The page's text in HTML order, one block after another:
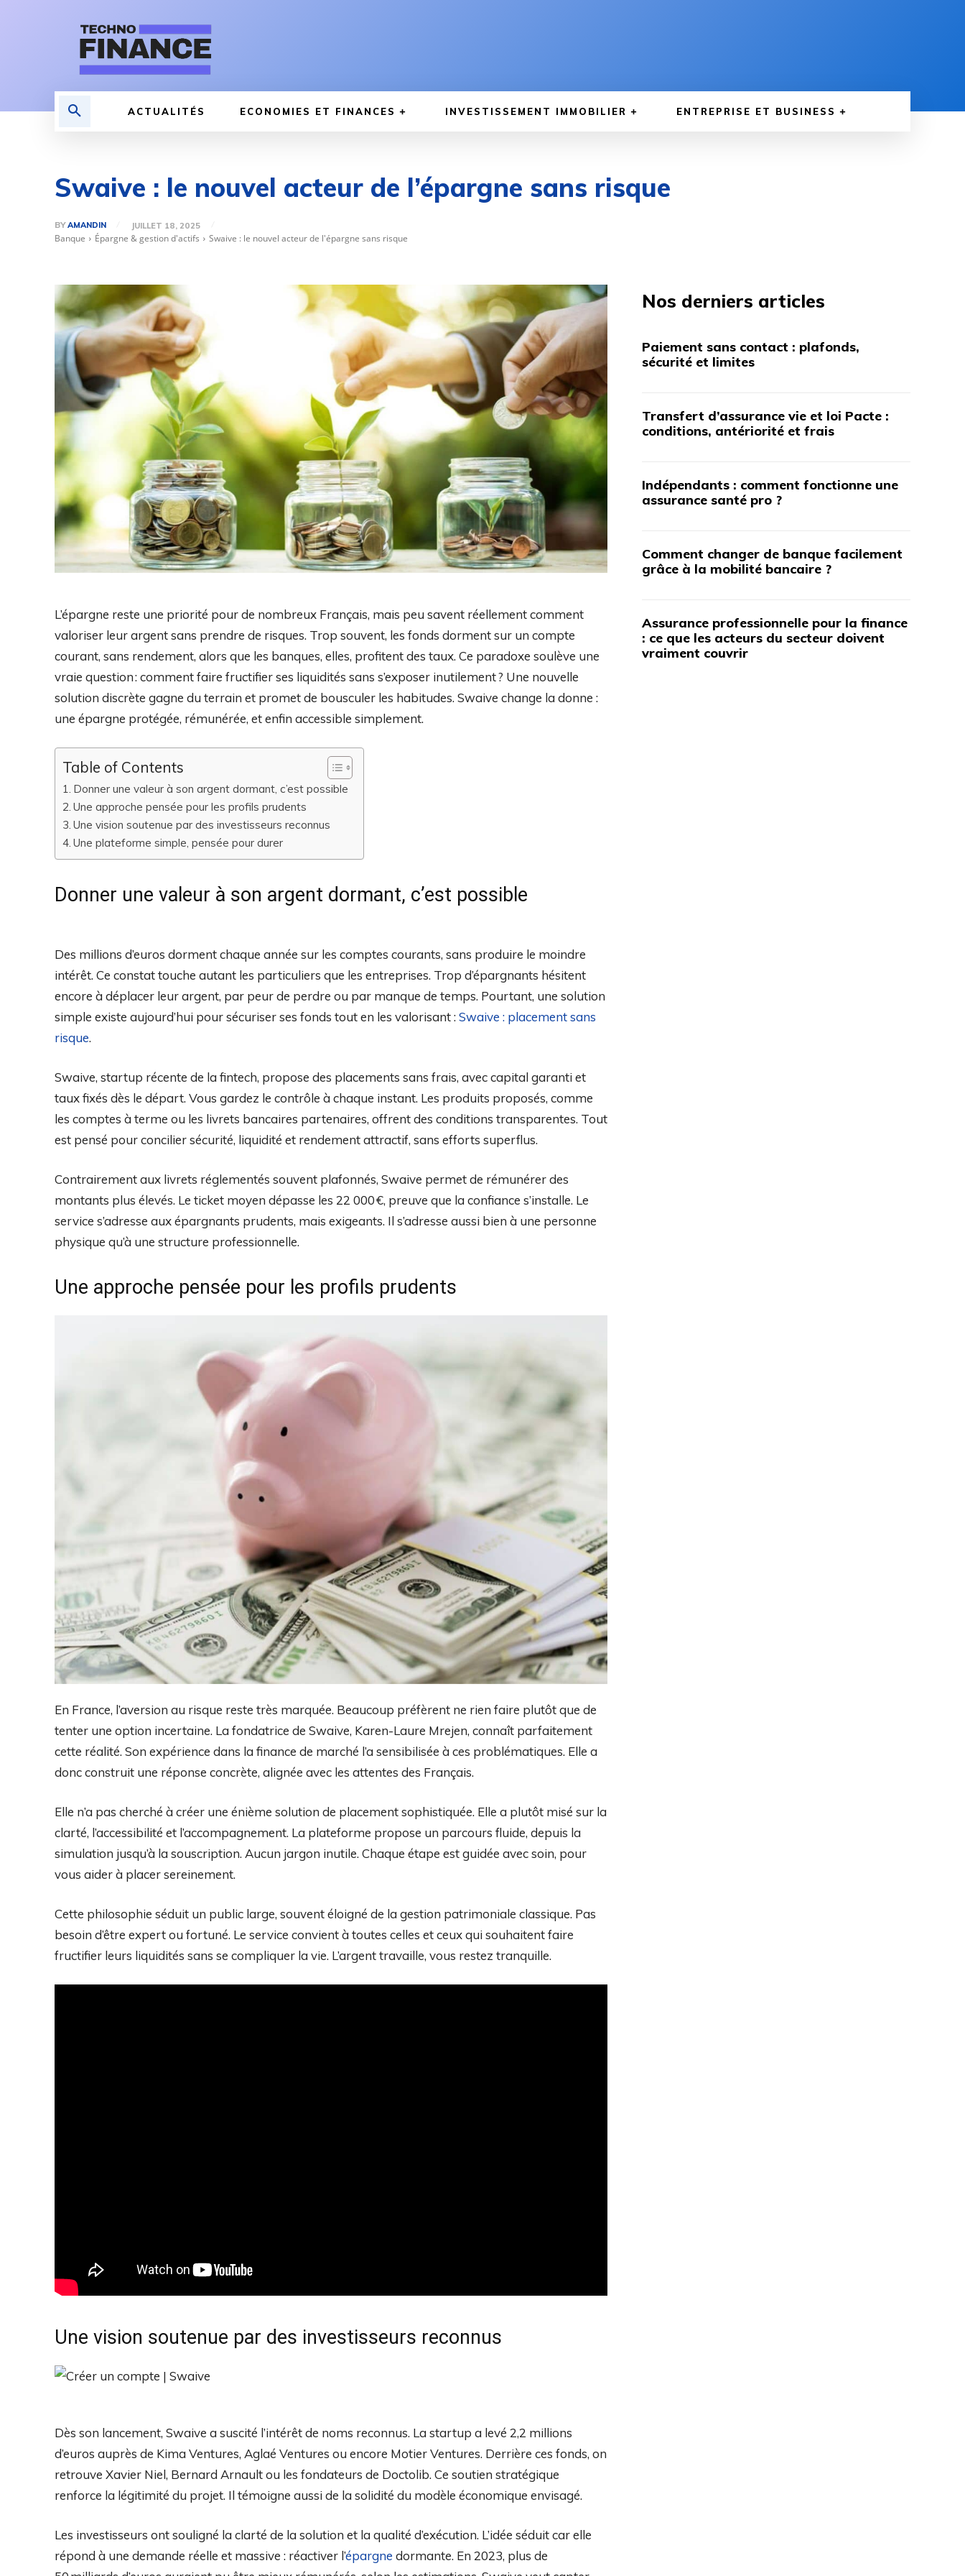
ACTUALITÉS ECONOMIES ET FINANCES INVESTISSEMENT IMMOBILIER ENTREPRISE ET BUSINESS
Swaive : le nouvel acteur de l’épargne sans risque
BY AMANDIN JUILLET 18, 2025
Banque Épargne & gestion d'actifs Swaive : le nouvel acteur de l'épargne sans risque
L’épargne reste une priorité pour de nombreux Français, mais peu savent réellement comment
valoriser leur argent sans prendre de risques. Trop souvent, les fonds dorment sur un compte
courant, sans rendement, alors que les banques, elles, profitent des taux. Ce paradoxe soulève une
vraie question : comment faire fructifier ses liquidités sans s’exposer inutilement ? Une nouvelle
solution discrète gagne du terrain et promet de bousculer les habitudes. Swaive change la donne :
une épargne protégée, rémunérée, et enfin accessible simplement.
Table of Contents
Donner une valeur à son argent dormant, c’est possible
Une approche pensée pour les profils prudents
Une vision soutenue par des investisseurs reconnus
Une plateforme simple, pensée pour durer
Donner une valeur à son argent dormant, c’est possible
Des millions d’euros dorment chaque année sur les comptes courants, sans produire le moindre
intérêt. Ce constat touche autant les particuliers que les entreprises. Trop d’épargnants hésitent
encore à déplacer leur argent, par peur de perdre ou par manque de temps. Pourtant, une solution
simple existe aujourd’hui pour sécuriser ses fonds tout en les valorisant :Swaive : placement sans
risque.
Swaive, startup récente de la fintech, propose des placements sans frais, avec capital garanti et
taux fixés dès le départ. Vous gardez le contrôle à chaque instant. Les produits proposés, comme
les comptes à terme ou les livrets bancaires partenaires, offrent des conditions transparentes. Tout
est pensé pour concilier sécurité, liquidité et rendement attractif, sans efforts superflus.
Contrairement aux livrets réglementés souvent plafonnés, Swaive permet de rémunérer des
montants plus élevés. Le ticket moyen dépasse les 22 000 €, preuve que la confiance s’installe. Le
service s’adresse aux épargnants prudents, mais exigeants. Il s’adresse aussi bien à une personne
physique qu’à une structure professionnelle.
Une approche pensée pour les profils prudents
En France, l’aversion au risque reste très marquée. Beaucoup préfèrent ne rien faire plutôt que de
tenter une option incertaine. La fondatrice de Swaive, Karen-Laure Mrejen, connaît parfaitement
cette réalité. Son expérience dans la finance de marché l’a sensibilisée à ces problématiques. Elle a
donc construit une réponse concrète, alignée avec les attentes des Français.
Elle n’a pas cherché à créer une énième solution de placement sophistiquée. Elle a plutôt misé sur la
clarté, l’accessibilité et l’accompagnement. La plateforme propose un parcours fluide, depuis la
simulation jusqu’à la souscription. Aucun jargon inutile. Chaque étape est guidée avec soin, pour
vous aider à placer sereinement.
Cette philosophie séduit un public large, souvent éloigné de la gestion patrimoniale classique. Pas
besoin d’être expert ou fortuné. Le service convient à toutes celles et ceux qui souhaitent faire
fructifier leurs liquidités sans se compliquer la vie. L’argent travaille, vous restez tranquille.
Une vision soutenue par des investisseurs reconnus
Dès son lancement, Swaive a suscité l’intérêt de noms reconnus. La startup a levé 2,2 millions
d’euros auprès de Kima Ventures, Aglaé Ventures ou encore Motier Ventures. Derrière ces fonds, on
retrouve Xavier Niel, Bernard Arnault ou les fondateurs de Doctolib. Ce soutien stratégique
renforce la légitimité du projet. Il témoigne aussi de la solidité du modèle économique envisagé.
Les investisseurs ont souligné la clarté de la solution et la qualité d’exécution. L’idée séduit car elle
répond à une demande réelle et massive : réactiver l’épargne dormante. En 2023, plus de
Nos derniers articles
Paiement sans contact : plafonds,
sécurité et limites
Transfert d’assurance vie et loi Pacte :
conditions, antériorité et frais
Indépendants : comment fonctionne une
assurance santé pro ?
Comment changer de banque facilement
grâce à la mobilité bancaire ?
Assurance professionnelle pour la finance
: ce que les acteurs du secteur doivent
vraiment couvrir